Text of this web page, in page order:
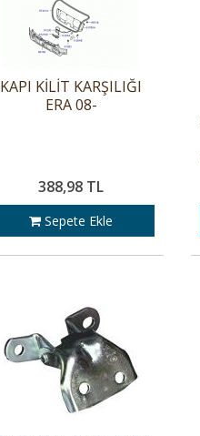
KAPI KİLİT KARŞILIĞI
ERA 08-
388,98 TL
Sepete Ekle